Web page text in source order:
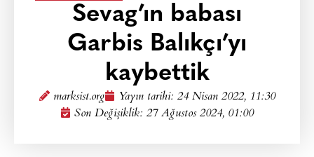
Sevag’ın babası
Garbis Balıkçı’yı
kaybettik
marksist.org Yayın tarihi: 24 Nisan 2022, 11:30
Son Değişiklik: 27 Ağustos 2024, 01:00